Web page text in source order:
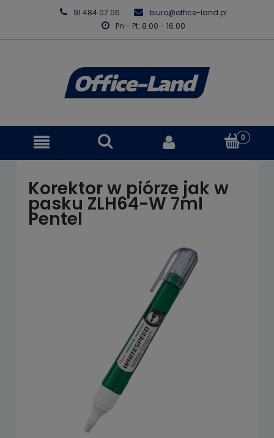
91 484 07 06
biuro@office-land.pl
Pn - Pt: 8.00 - 16.00
Korektor w piórze jak w
pasku ZLH64-W 7ml
Pentel